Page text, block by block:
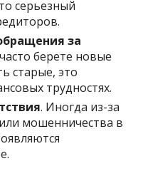
серьезный
за
берете новые
старые, это
трудностях.
. Иногда из-за
мошенничества в